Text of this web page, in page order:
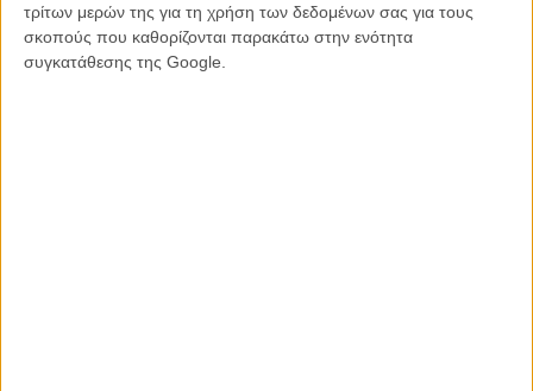
τρίτων μερών της για τη χρήση των δεδομένων σας για τους
σκοπούς που καθορίζονται παρακάτω στην ενότητα
συγκατάθεσης της Google.
Η νέα οπτική ταυτότητα θα εφαρμοστεί σε όλες τις δραστηριότητες
του Φεστιβάλ και σε όλα τα προωθητικά-ενημερωτικά υλικά.